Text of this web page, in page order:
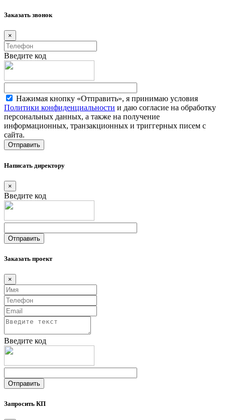
Заказать звонок
×
Введите код
Нажимая кнопку «Отправить», я принимаю условия
Политики конфиденциальности и даю согласие на обработку
персональных данных, а также на получение
информационных, транзакционных и триггерных писем с
сайта.
Написать директору
×
Введите код
Заказать проект
×
Введите код
Запросить КП